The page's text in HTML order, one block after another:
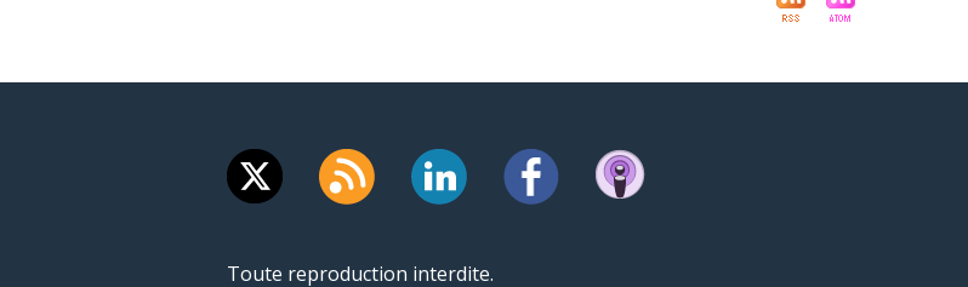
Toute reproduction interdite.